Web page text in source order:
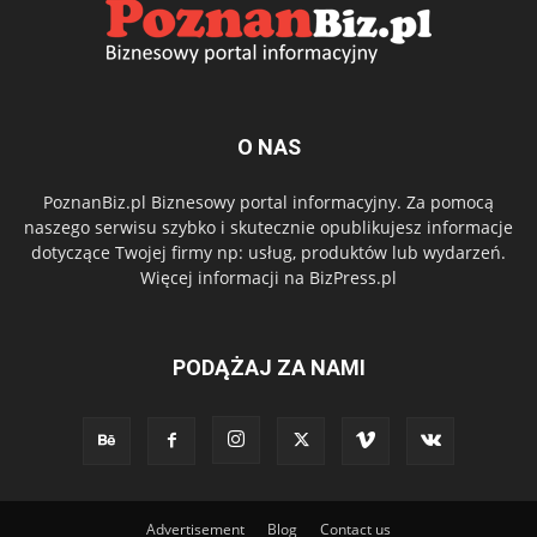
O NAS
PoznanBiz.pl Biznesowy portal informacyjny. Za pomocą
naszego serwisu szybko i skutecznie opublikujesz informacje
dotyczące Twojej firmy np: usług, produktów lub wydarzeń.
Więcej informacji na BizPress.pl
PODĄŻAJ ZA NAMI
Advertisement Blog Contact us